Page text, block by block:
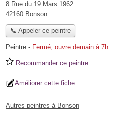
8 Rue du 19 Mars 1962
42160 Bonson
📞 Appeler ce peintre
Peintre - Fermé, ouvre demain à 7h
Recommander ce peintre
Améliorer cette fiche
Autres peintres à Bonson